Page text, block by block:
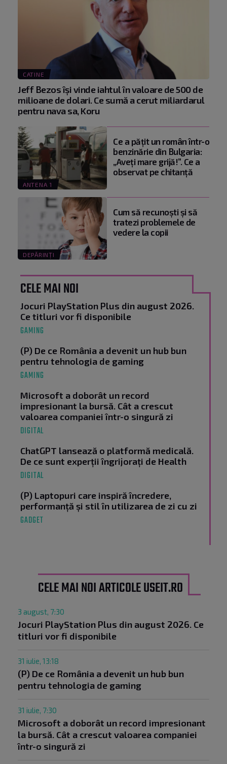
CATINE
Jeff Bezos își vinde iahtul în valoare de 500 de
milioane de dolari. Ce sumă a cerut miliardarul
pentru nava sa, Koru
ANTENA 1
Ce a pățit un român într-o
benzinărie din Bulgaria:
„Aveți mare grijă!”. Ce a
observat pe chitanță
DEPĂRINȚI
Cum să recunoști și să
tratezi problemele de
vedere la copii
CELE MAI NOI
Jocuri PlayStation Plus din august 2026.
Ce titluri vor fi disponibile
GAMING
(P) De ce România a devenit un hub bun
pentru tehnologia de gaming
GAMING
Microsoft a doborât un record
impresionant la bursă. Cât a crescut
valoarea companiei într-o singură zi
DIGITAL
ChatGPT lansează o platformă medicală.
De ce sunt experții îngrijorați de Health
DIGITAL
(P) Laptopuri care inspiră încredere,
performanță și stil în utilizarea de zi cu zi
GADGET
CELE MAI NOI ARTICOLE USEIT.RO
3 august, 7:30
Jocuri PlayStation Plus din august 2026. Ce
titluri vor fi disponibile
31 iulie, 13:18
(P) De ce România a devenit un hub bun
pentru tehnologia de gaming
31 iulie, 7:30
Microsoft a doborât un record impresionant
la bursă. Cât a crescut valoarea companiei
într-o singură zi